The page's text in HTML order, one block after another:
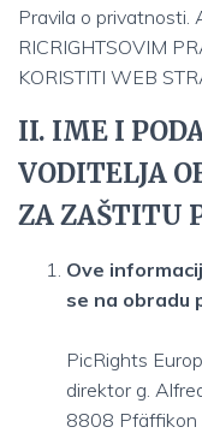
Pravila o privatnosti.
RICRIGHTSOVIM
KORISTITI WEB
II. IME I
VODITELJA
ZA ZAŠTITU
Ove
se na obradu
PicRights
direktor g.
8808 Pfäffikon